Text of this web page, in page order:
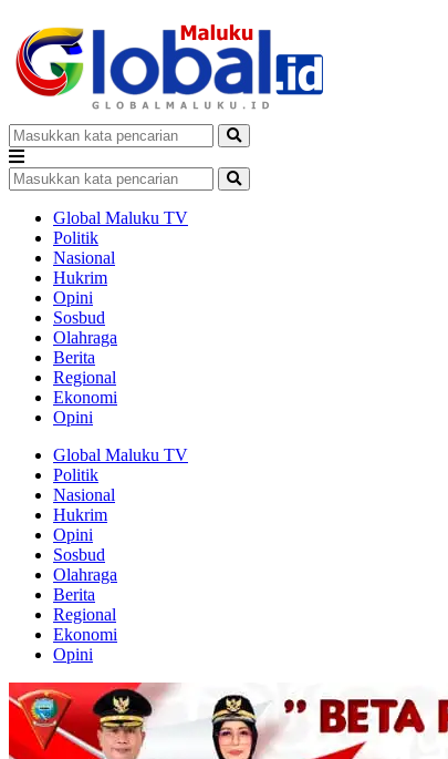
Global Maluku TV
Politik
Nasional
Hukrim
Opini
Sosbud
Olahraga
Berita
Regional
Ekonomi
Opini
Global Maluku TV
Politik
Nasional
Hukrim
Opini
Sosbud
Olahraga
Berita
Regional
Ekonomi
Opini